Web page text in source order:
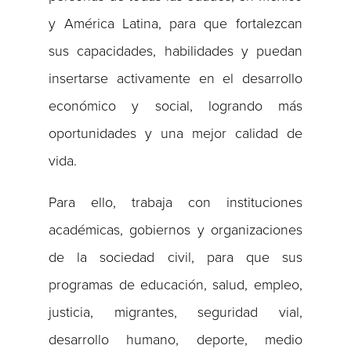
y América Latina, para que fortalezcan
sus capacidades, habilidades y puedan
insertarse activamente en el desarrollo
económico y social, logrando más
oportunidades y una mejor calidad de
vida.
Para ello, trabaja con instituciones
académicas, gobiernos y organizaciones
de la sociedad civil, para que sus
programas de educación, salud, empleo,
justicia, migrantes, seguridad vial,
desarrollo humano, deporte, medio